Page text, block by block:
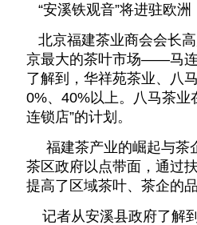
“安溪铁观音”将进驻欧洲
北京福建茶业商会会长
京最大的茶叶市场——马连
了解到，华祥苑茶业、八
0%、40%以上。八马茶业
连锁店”的计划。
福建茶产业的崛起与茶
茶区政府以点带面，通过
提高了区域茶叶、茶企的
记者从安溪县政府了解